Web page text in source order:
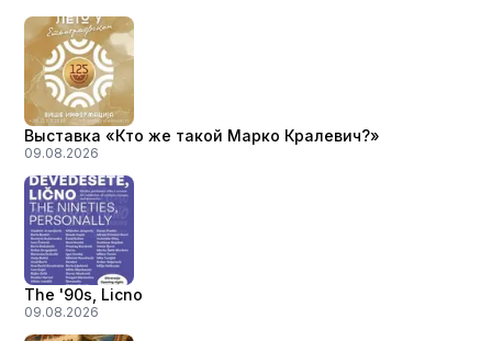
Выставка «Кто же такой Марко Кралевич?»
09.08.2026
The '90s, Licno
09.08.2026